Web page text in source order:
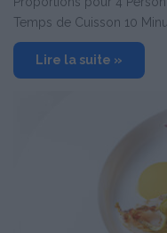
Temps de Cuisson 10
Lire la suite »